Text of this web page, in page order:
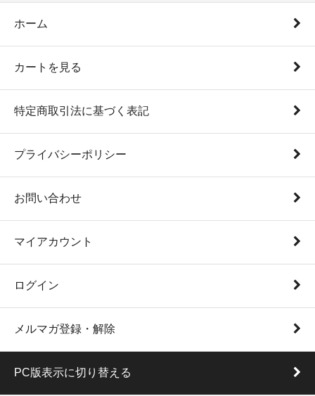
ホーム
カートを見る
特定商取引法に基づく表記
プライバシーポリシー
お問い合わせ
マイアカウント
ログイン
メルマガ登録・解除
PC版表示に切り替える